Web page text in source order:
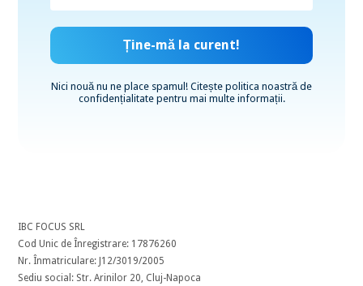
Nici nouă nu ne place spamul! Citește politica noastră de
confidențialitatepentru mai multe informații.
IBC FOCUS SRL
Cod Unic de Înregistrare: 17876260
Nr. Înmatriculare: J12/3019/2005
Sediu social: Str. Arinilor 20, Cluj-Napoca